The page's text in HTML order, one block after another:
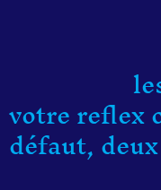
votre reflex
défaut,